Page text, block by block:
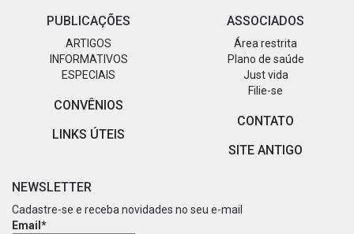
PUBLICAÇÕES
ARTIGOS
INFORMATIVOS
ESPECIAIS
CONVÊNIOS
LINKS ÚTEIS
ASSOCIADOS
Área restrita
Plano de saúde
Just vida
Filie-se
CONTATO
SITE ANTIGO
NEWSLETTER
Cadastre-se e receba novidades no seu e-mail
Email*